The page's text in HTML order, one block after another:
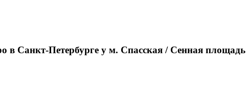
в Санкт-Петербурге у м. Спасская / Сенная площадь